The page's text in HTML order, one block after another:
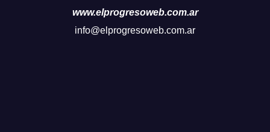
www.elprogresoweb.com.ar
info@elprogresoweb.com.ar